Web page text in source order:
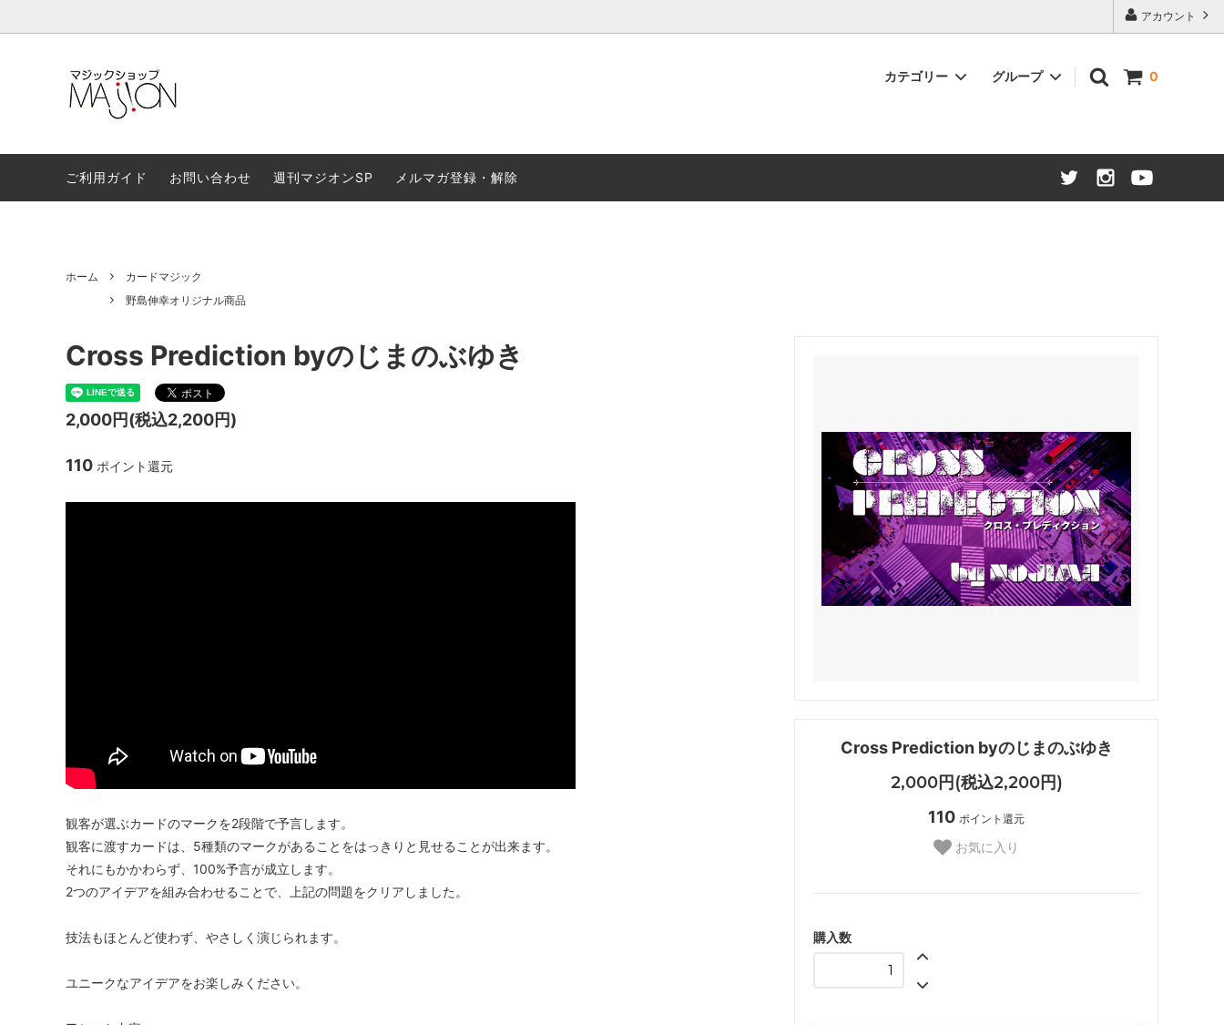
アカウント
0
カテゴリー
限定商品 書籍類
グループ
中級者以上 マジックマーケット
ご利用ガイド お問い合わせ 週刊マジオンSP メルマガ登録・解除
ホーム
カードマジック
野島伸幸オリジナル商品
Cross Prediction byのじまのぶゆき
2,000円(税込2,200円)
110 ポイント還元
お気に入り
購入数
Cross Prediction byのじまのぶゆき
2,000円(税込2,200円)
110 ポイント還元
観客が選ぶカードのマークを2段階で予言します。
観客に渡すカードは、5種類のマークがあることをはっきりと見せることが出来ます。
それにもかかわらず、100%予言が成立します。
2つのアイデアを組み合わせることで、上記の問題をクリアしました。
技法もほとんど使わず、やさしく演じられます。
ユニークなアイデアをお楽しみください。